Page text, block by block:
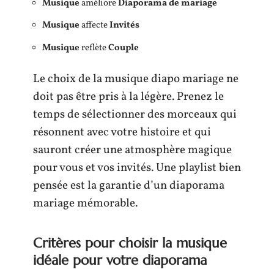
MusiqueamélioreDiaporama de mariage
MusiqueaffecteInvités
MusiquereflèteCouple
Le choix de la musique diapo mariage ne
doit pas être pris à la légère. Prenez le
temps de sélectionner des morceaux qui
résonnent avec votre histoire et qui
sauront créer une atmosphère magique
pour vous et vos invités. Une playlist bien
pensée est la garantie d’un diaporama
mariage mémorable.
Critères pour choisir la musique
idéale pour votre diaporama